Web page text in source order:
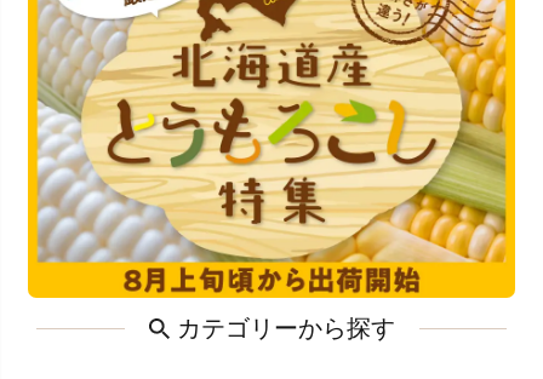
カテゴリーから探す